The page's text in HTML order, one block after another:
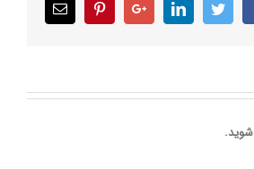
Facebook
Twitter
LinkedIn
Google+
Pinterest
Email
شوید.